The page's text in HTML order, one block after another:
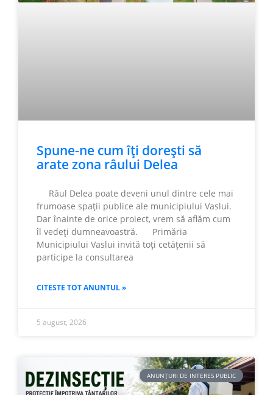
Spune-ne cum îți dorești să
arate zona râului Delea
Râul Delea poate deveni unul dintre cele mai
frumoase spații publice ale municipiului Vaslui.
Dar înainte de orice proiect, vrem să aflăm cum
îl vedeți dumneavoastră. Primăria
Municipiului Vaslui invită toți cetățenii să
participe la consultarea
CITESTE TOT ANUNTUL »
5 august, 2026
ANUNȚURI DE INTERES PUBLIC